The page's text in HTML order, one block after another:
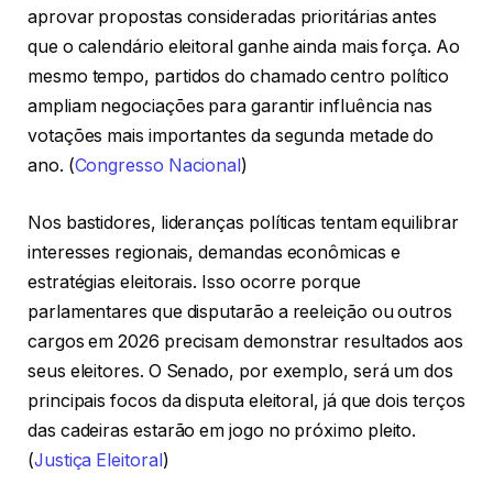
aprovar propostas consideradas prioritárias antes
que o calendário eleitoral ganhe ainda mais força. Ao
mesmo tempo, partidos do chamado centro político
ampliam negociações para garantir influência nas
votações mais importantes da segunda metade do
ano. (Congresso Nacional )
Nos bastidores, lideranças políticas tentam equilibrar
interesses regionais, demandas econômicas e
estratégias eleitorais. Isso ocorre porque
parlamentares que disputarão a reeleição ou outros
cargos em 2026 precisam demonstrar resultados aos
seus eleitores. O Senado, por exemplo, será um dos
principais focos da disputa eleitoral, já que dois terços
das cadeiras estarão em jogo no próximo pleito.
(Justiça Eleitoral)